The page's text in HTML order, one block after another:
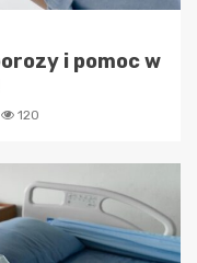
i pomoc w
120